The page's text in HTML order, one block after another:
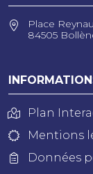
Place
84505
Plan
Mentions
Données